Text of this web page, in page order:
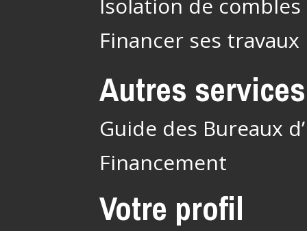
Isolation de
Financer ses travaux
Autres services
Guide des Bureaux
Financement
Votre profil